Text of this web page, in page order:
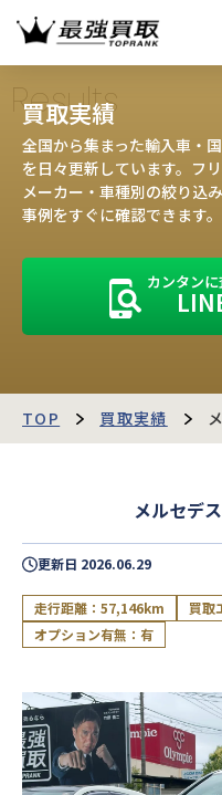
選ばれる理由
高価買取の仕組み
売却の流れ
お客様の声
運営会社
Results
買取実績
全国から集まった輸入車・
を日々更新しています。フ
メーカー・車種別の絞り込
事例をすぐに確認できます。
カンタン
TOP 買取実績
メルセデ
更新日 2026.06.29
走行距離：57,146km 買取
オプション有無：有